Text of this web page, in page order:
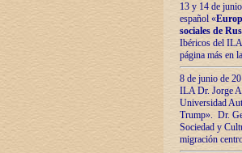
13 y 14 de
español «
sociales de
Ibéricos del ILA
página más en
8 de junio de
ILA Dr. Jorge
Universidad
Trump». Dr.
Sociedad y
migración